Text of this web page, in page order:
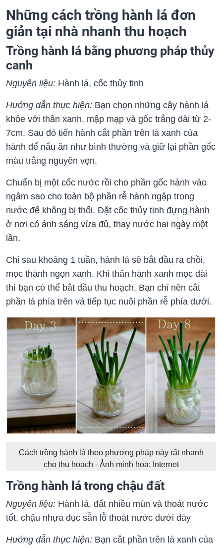
Những cách trồng hành lá đơn
giản tại nhà nhanh thu hoạch
Trồng hành lá bằng phương pháp thủy
canh
Nguyên liệu: Hành lá, cốc thủy tinh
Hướng dẫn thực hiện: Bạn chọn những cây hành lá
khỏe với thân xanh, mập mạp và gốc trắng dài từ 2-
7cm. Sau đó tiến hành cắt phần trên lá xanh của
hành để nấu ăn như bình thường và giữ lại phần gốc
màu trắng nguyên vẹn.
Chuẩn bị một cốc nước rồi cho phần gốc hành vào
ngâm sao cho toàn bộ phần rễ hành ngập trong
nước để không bị thối. Đặt cốc thủy tinh đựng hành
ở nơi có ánh sáng vừa đủ, thay nước hai ngày một
lần.
Chỉ sau khoảng 1 tuần, hành lá sẽ bắt đầu ra chồi,
mọc thành ngọn xanh. Khi thân hành xanh mọc dài
thì bạn có thể bắt đầu thu hoạch. Bạn chỉ nên cắt
phần lá phía trên và tiếp tục nuôi phần rễ phía dưới.
Cách trồng hành lá theo phương pháp này rất nhanh
cho thu hoạch - Ảnh minh họa: Internet
Trồng hành lá trong chậu đất
Nguyên liệu: Hành lá, đất nhiều mùn và thoát nước
tốt, chậu nhựa đục sẵn lỗ thoát nước dưới đáy
Hướng dẫn thực hiện: Bạn cắt phần trên lá xanh của